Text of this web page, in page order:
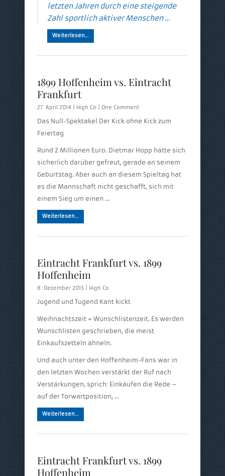
letzten Jahren durch eine steigende
Zahl sportlich aktiver Menschen …
Weiterlesen…
1899 Hoffenheim vs. Eintracht
Frankfurt
27. April 2014 | High Co One Comment
Das Null-Spektakel Der Kick ohne Kick zum
Feiertag
Rund 2 Millionen Euro. Dietmar Hopp hätte sich
sicherlich darüber gefreut, gerade an seinem
Geburtstag. Aber auch an diesem Spieltag hat
es die Mannschaft nicht geschafft, sich mit
einem Sieg um einen …
Weiterlesen…
Eintracht Frankfurt vs. 1899
Hoffenheim
8. Dezember 2013 | High Co
Jugend und Tugend Kant kickt
Weihnachtszeit = Wunschlistenzeit. Es werden
Wunschlisten geschrieben, die meist
Einkaufszetteln ähneln.
Und auch unter den Hoffenheim-Fans war in
den letzten Wochen verstärkt der Ruf nach
Verstärkungen, sprich: Einkäufen die Rede –
auf der Torwartposition, …
Weiterlesen…
Eintracht Frankfurt vs. 1899
Hoffenheim